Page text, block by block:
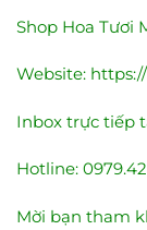
Shop Hoa Tươi
Website:
Inbox trực tiếp
Hotline:
Mời bạn tham